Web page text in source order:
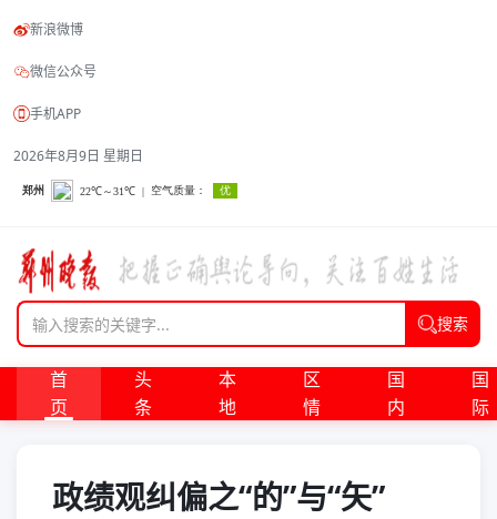
新浪微博
微信公众号
手机APP
2026年8月9日 星期日
搜索
首
页
头
条
本
地
区
情
国
内
国
际
政绩观纠偏之“的”与“矢”